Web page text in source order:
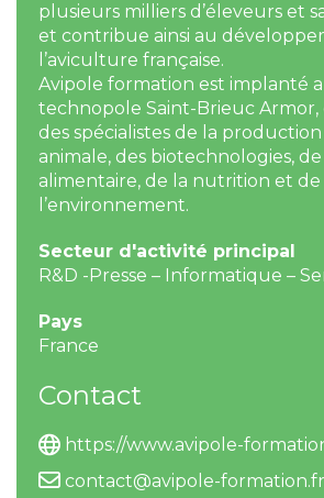
plusieurs milliers d’éleveurs et
et contribue ainsi au
l’aviculture française.
Avipole formation est implanté
technopole Saint-Brieuc Armor,
des spécialistes de la
animale, des biotechnologies,
alimentaire, de la nutrition et de
l’environnement.
Secteur d'activité principal
R&D -Presse – Informatique –
Pays
France
Contact
https://www.avipole-
contact@avipole-formation.fr